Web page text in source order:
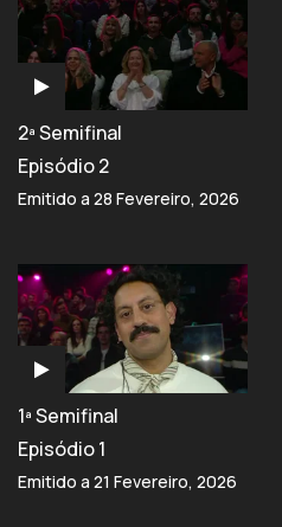
2ª Semifinal
Episódio 2
Emitido a 28 Fevereiro, 2026
1ª Semifinal
Episódio 1
Emitido a 21 Fevereiro, 2026